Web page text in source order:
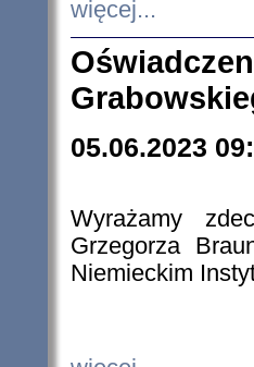
więcej...
05.06.2023
Wyrażamy
Grzegorza
Niemieckim